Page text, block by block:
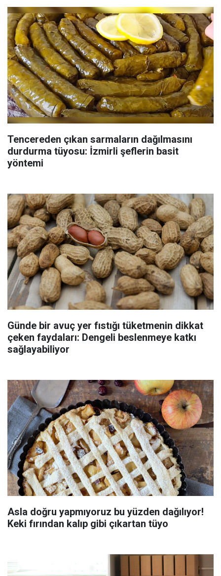
Tencereden çıkan sarmaların dağılmasını
durdurma tüyosu: İzmirli şeflerin basit
yöntemi
Günde bir avuç yer fıstığı tüketmenin dikkat
çeken faydaları: Dengeli beslenmeye katkı
sağlayabiliyor
Asla doğru yapmıyoruz bu yüzden dağılıyor!
Keki fırından kalıp gibi çıkartan tüyo